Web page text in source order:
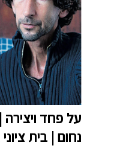
על פחד ויצירה
נחום | בית